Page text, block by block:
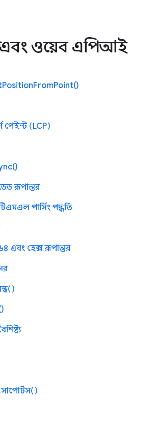
এবং ওয়েব এপিআই
পেইন্ট (LCP)
রূপান্তর
পার্সিং পদ্ধতি
এবং হেক্স রূপান্তর